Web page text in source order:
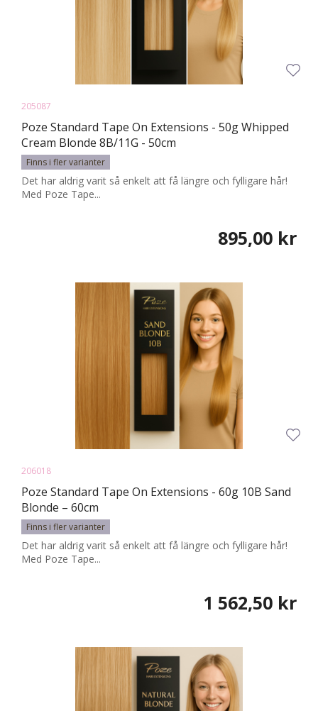
205087
Poze Standard Tape On Extensions - 50g Whipped
Cream Blonde 8B/11G - 50cm
Finns i fler varianter
Det har aldrig varit så enkelt att få längre och fylligare hår!
Med Poze Tape...
895,00 kr
206018
Poze Standard Tape On Extensions - 60g 10B Sand
Blonde – 60cm
Finns i fler varianter
Det har aldrig varit så enkelt att få längre och fylligare hår!
Med Poze Tape...
1 562,50 kr